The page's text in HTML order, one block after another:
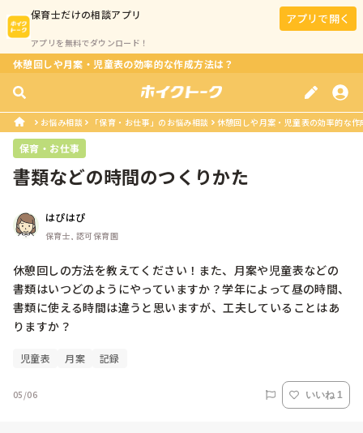
保育士だけの相談アプリ
アプリを無料でダウンロード！
アプリで開く
休憩回しや月案・児童表の効率的な作成方法は？
お悩み相談 「保育・お仕事」のお悩み相談 休憩回しや月案・児童表の効率的な作
保育・お仕事
書類などの時間のつくりかた
はぴはぴ
保育士, 認可保育園
休憩回しの方法を教えてください！また、月案や児童表などの
書類はいつどのようにやっていますか？学年によって昼の時間、
書類に使える時間は違うと思いますが、工夫していることはあ
りますか？
児童表 月案 記録
05/06 いいね 1